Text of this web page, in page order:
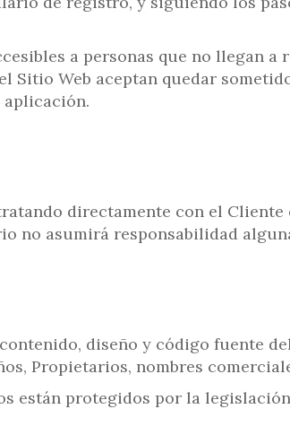
a personas que no llegan a
Sitio Web aceptan quedar
aplicación.
directamente con el
no asumirá responsabilidad
diseño y código fuente
Propietarios, nombres
están protegidos por la